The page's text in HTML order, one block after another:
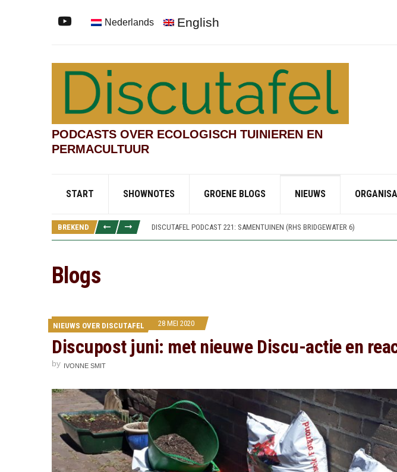
Nederlands English
PODCASTS OVER ECOLOGISCH TUINIEREN EN
PERMACULTUUR
START SHOWNOTES GROENE BLOGS NIEUWS
BREKEND
DISCUTAFEL PODCAST 221: SAMENTUINEN (RHS BRIDGEWATER 6)
DISCUTAFEL PODCAST 220: SPOREN VAN WORSLEY NEW HALL (RHS
Blogs
NIEUWS OVER DISCUTAFEL 28 MEI 2020
Discupost juni: met nieuwe Discu-actie en
by IVONNE SMIT